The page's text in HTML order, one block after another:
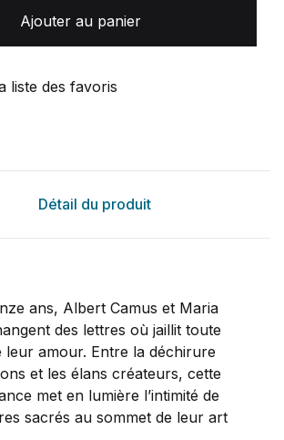
Ajouter au panier
liste des favoris
Détail du produit
ans, Albert Camus et Maria
des lettres où jaillit toute
leur amour. Entre la déchirure
et les élans créateurs, cette
met en lumière l’intimité de
sacrés au sommet de leur art